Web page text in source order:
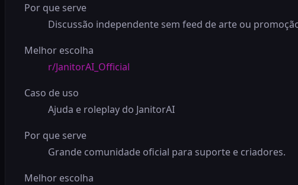
Por que serve
Discussão independente sem feed de arte ou
Melhor escolha
r/JanitorAI_Official
Caso de uso
Ajuda e roleplay do JanitorAI
Por que serve
Grande comunidade oficial para suporte e criadores.
Melhor escolha